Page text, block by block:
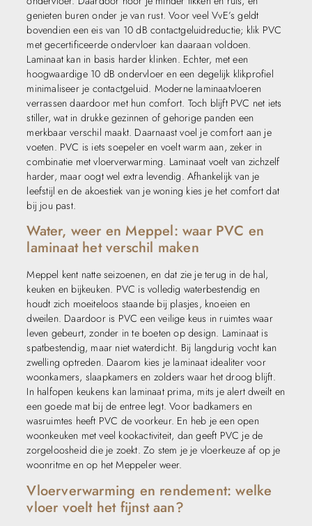
genieten buren onder je van rust. Voor veel VvE’s geldt
bovendien een eis van 10 dB contactgeluidreductie; klik PVC
met gecertificeerde ondervloer kan daaraan voldoen.
Laminaat kan in basis harder klinken. Echter, met een
hoogwaardige 10 dB ondervloer en een degelijk klikprofiel
minimaliseer je contactgeluid. Moderne laminaatvloeren
verrassen daardoor met hun comfort. Toch blijft PVC net iets
stiller, wat in drukke gezinnen of gehorige panden een
merkbaar verschil maakt. Daarnaast voel je comfort aan je
voeten. PVC is iets soepeler en voelt warm aan, zeker in
combinatie met vloerverwarming. Laminaat voelt van zichzelf
harder, maar oogt wel extra levendig. Afhankelijk van je
leefstijl en de akoestiek van je woning kies je het comfort dat
bij jou past.
Water, weer en Meppel: waar PVC en
laminaat het verschil maken
Meppel kent natte seizoenen, en dat zie je terug in de hal,
keuken en bijkeuken. PVC is volledig waterbestendig en
houdt zich moeiteloos staande bij plasjes, knoeien en
dweilen. Daardoor is PVC een veilige keus in ruimtes waar
leven gebeurt, zonder in te boeten op design. Laminaat is
spatbestendig, maar niet waterdicht. Bij langdurig vocht kan
zwelling optreden. Daarom kies je laminaat idealiter voor
woonkamers, slaapkamers en zolders waar het droog blijft.
In halfopen keukens kan laminaat prima, mits je alert dweilt en
een goede mat bij de entree legt. Voor badkamers en
wasruimtes heeft PVC de voorkeur. En heb je een open
woonkeuken met veel kookactiviteit, dan geeft PVC je de
zorgeloosheid die je zoekt. Zo stem je je vloerkeuze af op je
woonritme en op het Meppeler weer.
Vloerverwarming en rendement: welke
vloer voelt het fijnst aan?